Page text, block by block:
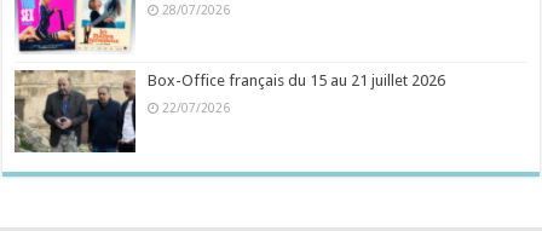
28/07/2026
Box-Office français du 15 au 21 juillet 2026
22/07/2026